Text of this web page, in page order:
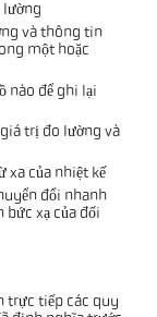
lường
và thông tin
một hoặc
nào để ghi lại
trị đo lường và
xa của nhiệt kế
đổi nhanh
bức xạ của đối
trực tiếp các quy